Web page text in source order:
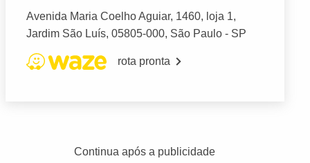
Avenida Maria Coelho Aguiar, 1460, loja 1,
Jardim São Luís, 05805-000, São Paulo - SP
rota pronta
Continua após a publicidade